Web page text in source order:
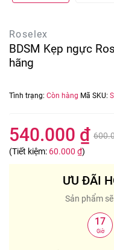
Roselex
BDSM Kẹp ngực
hãng
Tình trạng: Còn hàng Mã SKU:
540.000 ₫
(Tiết kiệm: 60.000 ₫)
ƯU ĐÃI
Sản phẩm
17
Giờ